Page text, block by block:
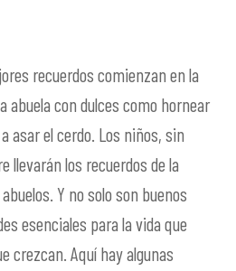
recuerdos comienzan en la
abuela con dulces como hornear
asar el cerdo. Los niños, sin
llevarán los recuerdos de la
Y no solo son buenos
esenciales para la vida que
crezcan. Aquí hay algunas